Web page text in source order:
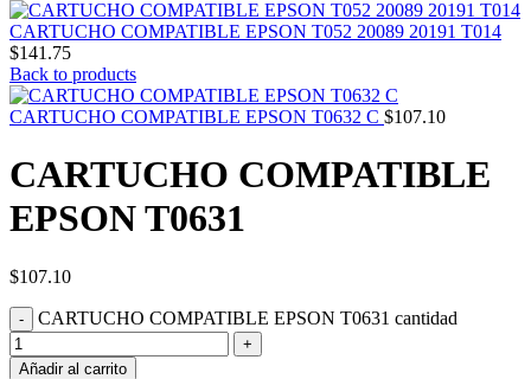
CARTUCHO COMPATIBLE EPSON T052 20089 20191 T014
$141.75
Back to products
CARTUCHO COMPATIBLE EPSON T0632 C $107.10
CARTUCHO COMPATIBLE
EPSON T0631
$107.10
CARTUCHO COMPATIBLE EPSON T0631 cantidad
Añadir al carrito